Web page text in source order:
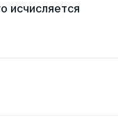
исчисляется